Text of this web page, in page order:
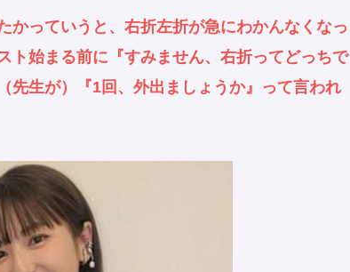
かっていうと、右折左折が急にわかんなくなっ
ト始まる前に『すみません、右折ってどっちで
先生が）『1回、外出ましょうか』って言われ